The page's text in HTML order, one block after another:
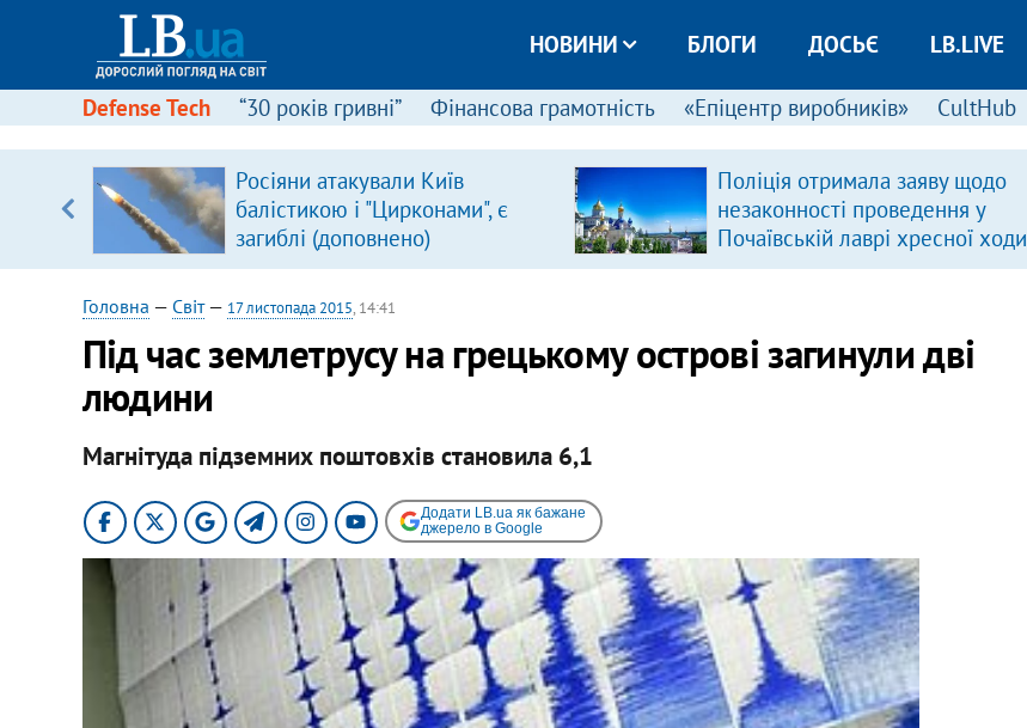
НОВИНИ БЛОГИ ДОСЬЄ LB.LIVE
Defense Tech “30 років гривні” Фінансова грамотність «Епіцентр виробників» CultHub
Росіяни атакували Київ
балістикою і "Цирконами", є
загиблі (доповнено)
Поліція отримала заяву щодо
незаконності проведення у
Почаївській лаврі хресної ходи
Головна — Світ— 17 листопада 2015, 14:41
Під час землетрусу на грецькому острові загинули дві
людини
Магнітуда підземних поштовхів становила 6,1
Додати LB.ua як бажане
джерело в Google